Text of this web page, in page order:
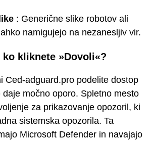
: Generične slike robotov ali
namigujejo na nezanesljiv vir.
ko kliknete »Dovoli«?
Ced-adguard.pro podelite dostop
močno oporo. Spletno mesto
za prikazovanje opozoril, ki
sistemska opozorila. Ta
Microsoft Defender in navajajo